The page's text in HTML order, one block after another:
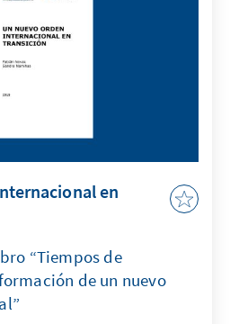
en
“Tiempos de
de un nuevo